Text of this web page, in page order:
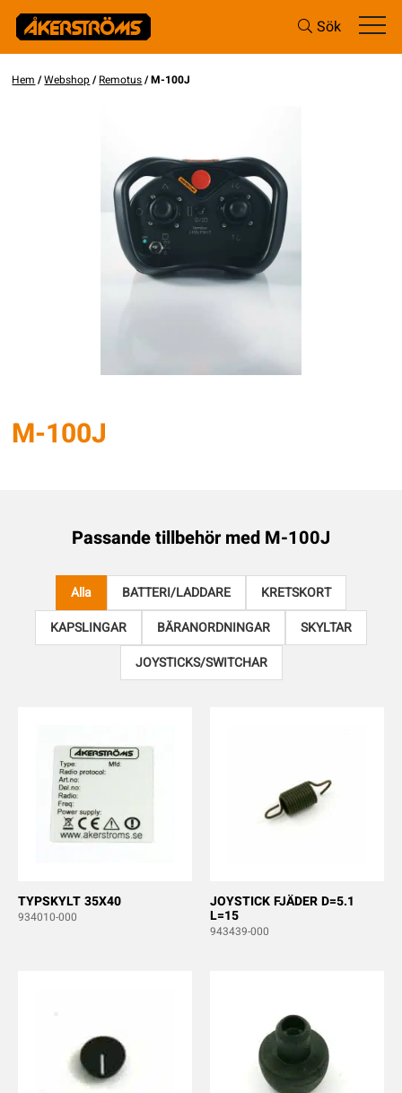
Sök
Hem /Webshop/Remotus/ M-100J
M-100J
Passande tillbehör med M-100J
Alla BATTERI/LADDARE
KRETSKORT
KAPSLINGAR
BÄRANORDNINGAR
SKYLTAR
JOYSTICKS/SWITCHAR
TYPSKYLT 35X40
934010-000
JOYSTICK FJÄDER D=5.1
L=15
943439-000